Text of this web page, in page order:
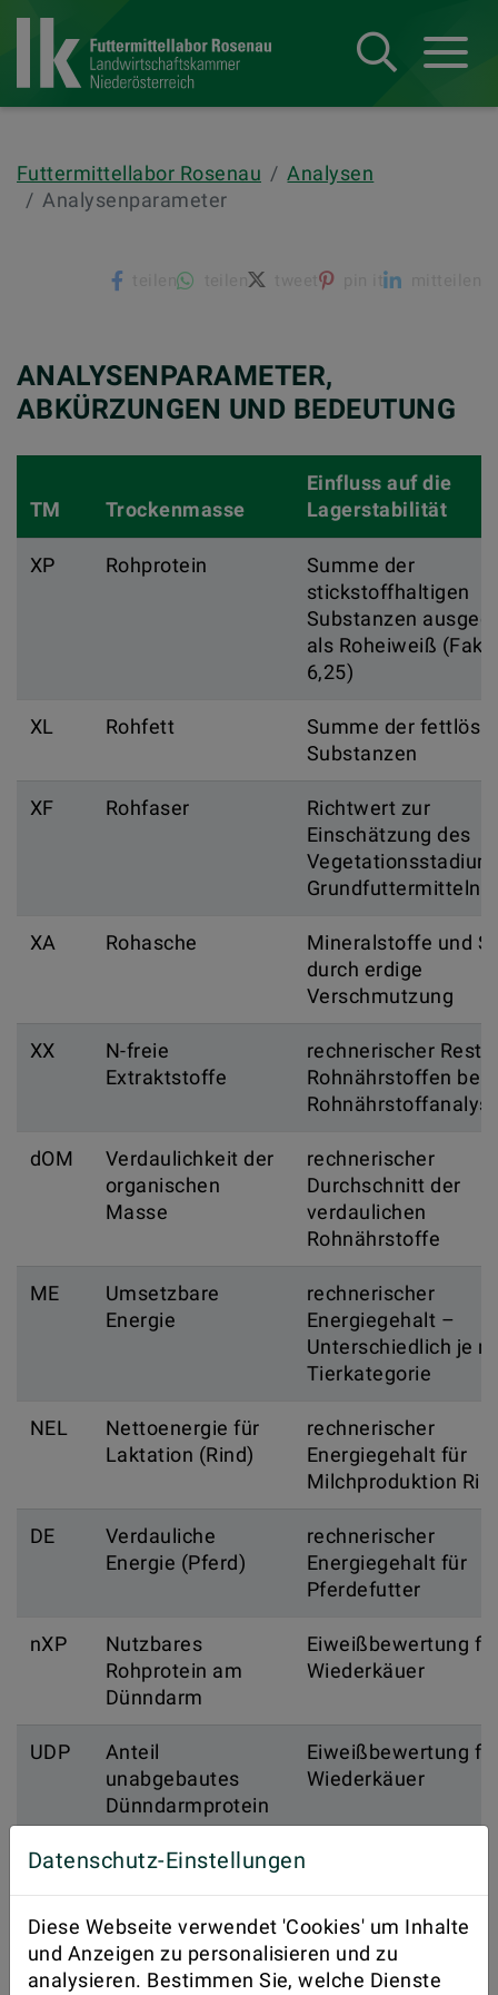
Suche
Futtermittellabor Rosenau
Analysen
Analysenparameter
teilen pin it
ANALYSENPARAMETER,
ABKÜRZUNGEN UND BEDEUTUNG
TM Trockenmasse
Einfluss auf die
Lagerstabilität
XP Rohprotein
Summe der
stickstoffhaltigen
Substanzen
als Roheiweiß
6,25)
XL Rohfett
Summe der
Substanzen
XF Rohfaser
Richtwert zur
Einschätzung des
Grundfuttermitteln
XA Rohasche
Mineralstoffe und
durch erdige
Verschmutzung
XX
N-freie
Extraktstoffe
rechnerischer Rest
Rohnährstoffen bei
dOM
Verdaulichkeit der
organischen
Masse
rechnerischer
Durchschnitt der
verdaulichen
Rohnährstoffe
ME
Umsetzbare
Energie
rechnerischer
Energiegehalt –
Unterschiedlich je
Tierkategorie
NEL
Nettoenergie für
Laktation (Rind)
rechnerischer
Energiegehalt für
Milchproduktion
DE
Verdauliche
Energie (Pferd)
rechnerischer
Energiegehalt für
Pferdefutter
nXP
Nutzbares
Rohprotein am
Dünndarm
Eiweißbewertung
Wiederkäuer
UDP
Anteil
unabgebautes
Dünndarmprotein
Eiweißbewertung
Wiederkäuer
RNB
Stickstoffbilanz im
NDF
Neutral-
Detergenzienfaser
Summe der
Gerüstsubstanzen,
Datenschutz-Einstellungen
Diese Webseite verwendet 'Cookies' um Inhalte
und Anzeigen zu personalisieren und zu
analysieren. Bestimmen Sie, welche Dienste